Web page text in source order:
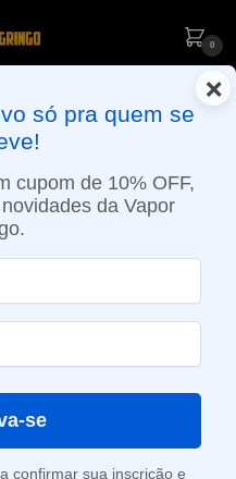
0
PAULO (SEG A SEX): PEDIDOS
VIA MOTOBOY
×
só pra quem se
cupom de 10% OFF,
da Vapor
se
confirmar sua inscrição e